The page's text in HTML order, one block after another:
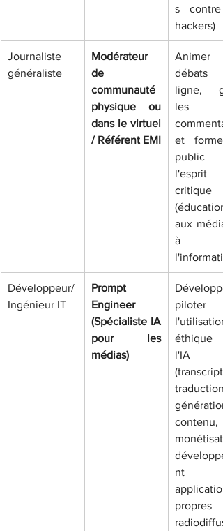
s contre
hackers)
Journaliste
généraliste
Modérateur
de
communauté
physique ou
dans le virtuel
/ Référent EMI
Animer
débats
ligne,
les
et
l'esprit
critique
(éducation
aux
à
Développeur/
Ingénieur IT
Prompt
Engineer
(Spécialiste IA
pour les
médias)
piloter
l'utilisation
éthique
l'IA
traduction,
contenu,
nt
propres